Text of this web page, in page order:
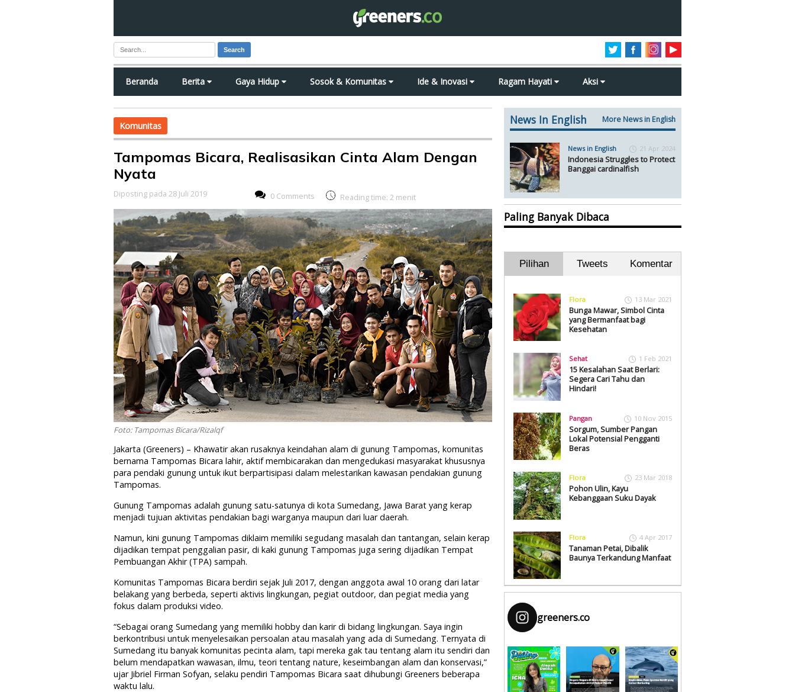
Search
Beranda Berita Gaya Hidup Sosok & Komunitas Ide & Inovasi Ragam Hayati Aksi
Komunitas
Tampomas Bicara, Realisasikan Cinta Alam Dengan
Nyata
Diposting pada 28 Juli 2019 0 Comments Reading time: 2 menit
Foto: Tampomas Bicara/Rizalqf
Jakarta (Greeners) – Khawatir akan rusaknya keindahan alam di gunung Tampomas, komunitas
bernama Tampomas Bicara lahir, aktif membicarakan dan mengedukasi masyarakat khususnya
para pendaki gunung untuk ikut berpartisipasi dalam melestarikan kawasan pendakian gunung
Tampomas.
Gunung Tampomas adalah gunung satu-satunya di kota Sumedang, Jawa Barat yang kerap
menjadi tujuan aktivitas pendakian bagi warganya maupun dari luar daerah.
Namun, kini gunung Tampomas diklaim memiliki segudang masalah dan tantangan, selain kerap
dijadikan tempat penggalian pasir, di kaki gunung Tampomas juga sering dijadikan Tempat
Pembuangan Akhir (TPA) sampah.
Komunitas Tampomas Bicara berdiri sejak Juli 2017, dengan anggota awal 10 orang dari latar
belakang yang berbeda, seperti aktivis lingkungan, pegiat outdoor, dan pegiat media yang
fokus dalam produksi video.
“Sebagai orang Sumedang yang memiliki hobby dan karir di bidang lingkungan. Saya ingin
berkontribusi untuk menyelesaikan persoalan atau masalah yang ada di Sumedang. Ternyata di
Sumedang itu banyak komunitas pecinta alam, tapi mereka gak tau tentang alam itu sendiri dan
belum mendapatkan wawasan, ilmu, teori tentang nature, keseimbangan alam dan konservasi,”
ujar Jibriel Firman Sofyan, selaku pendiri Tampomas Bicara saat dihubungi Greeners beberapa
waktu lalu.
News In English More News in English
News in English 21 Apr 2024
Indonesia Struggles to Protect
Banggai cardinalfish
Paling Banyak Dibaca
Pilihan Tweets Komentar
Flora 13 Mar 2021
Bunga Mawar, Simbol Cinta
yang Bermanfaat bagi
Kesehatan
Sehat 1 Feb 2021
15 Kesalahan Saat Berlari:
Segera Cari Tahu dan
Hindari!
Pangan 10 Nov 2015
Sorgum, Sumber Pangan
Lokal Potensial Pengganti
Beras
Flora 23 Mar 2018
Pohon Ulin, Kayu
Kebanggaan Suku Dayak
Flora 4 Apr 2017
Tanaman Petai, Dibalik
Baunya Terkandung Manfaat
greeners.co